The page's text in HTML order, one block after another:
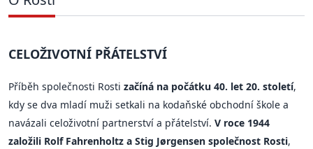
CELOŽIVOTNÍ PŘÁTELSTVÍ
Příběh společnosti Rosti začíná na počátku 40. let 20. století,
kdy se dva mladí muži setkali na kodaňské obchodní škole a
navázali celoživotní partnerství a přátelství. V roce 1944
založili Rolf Fahrenholtz a Stig Jørgensen společnost Rosti,